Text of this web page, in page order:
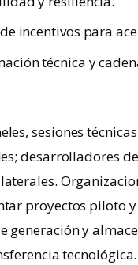
incentivos para
técnica y
sesiones
desarrolladores
proyectos piloto
y
tecnológica.